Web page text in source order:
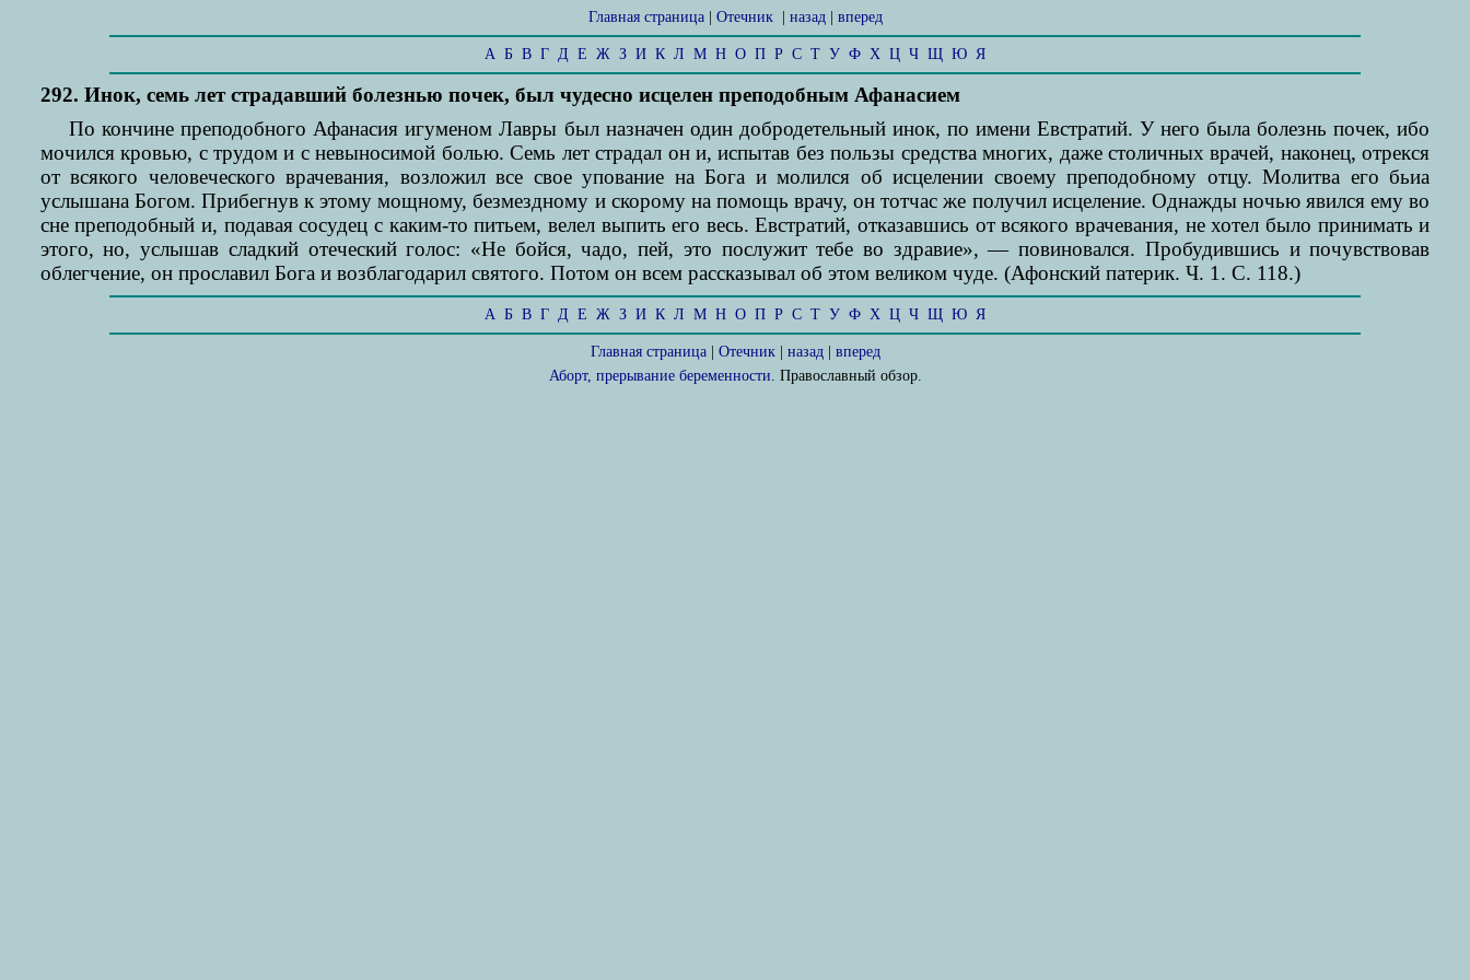
Главная страница| Отечник| назад| вперед
А Б В Г Д Е Ж З И К Л М Н О П Р С Т У Ф Х Ц Ч Щ Ю Я
292. Инок, семь лет страдавший болезнью почек, был чудесно исцелен преподобным Афанасием
По кончине преподобного Афанасия игуменом Лавры был назначен один добродетельный инок, по имени Евстратий. У него была болезнь почек, ибо
мочился кровью, с трудом и с невыносимой болью. Семь лет страдал он и, испытав без пользы средства многих, даже столичных врачей, наконец, отрекся
от всякого человеческого врачевания, возложил все свое упование на Бога и молился об исцелении своему преподобному отцу. Молитва его бьиа
услышана Богом. Прибегнув к этому мощному, безмездному и скорому на помощь врачу, он тотчас же получил исцеление. Однажды ночью явился ему во
сне преподобный и, подавая сосудец с каким-то питьем, велел выпить его весь. Евстратий, отказавшись от всякого врачевания, не хотел было принимать и
этого, но, услышав сладкий отеческий голос: «Не бойся, чадо, пей, это послужит тебе во здравие», — повиновался. Пробудившись и почувствовав
облегчение, он прославил Бога и возблагодарил святого. Потом он всем рассказывал об этом великом чуде. (Афонский патерик. Ч. 1. С. 118.)
А Б В Г Д Е Ж З И К Л М Н О П Р С Т У Ф Х Ц Ч Щ Ю Я
Главная страница| Отечник| назад| вперед
Аборт, прерывание беременности . Православный обзор.